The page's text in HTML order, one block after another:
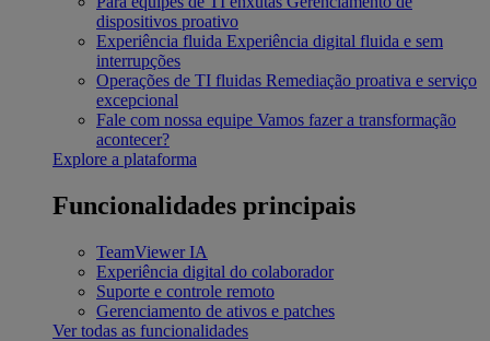
dispositivos proativo
Experiência fluida Experiência digital fluida e sem
interrupções
Operações de TI fluidas Remediação proativa e serviço
excepcional
Fale com nossa equipe Vamos fazer a transformação
acontecer?
Explore a plataforma
Funcionalidades principais
TeamViewer IA
Experiência digital do colaborador
Suporte e controle remoto
Gerenciamento de ativos e patches
Ver todas as funcionalidades